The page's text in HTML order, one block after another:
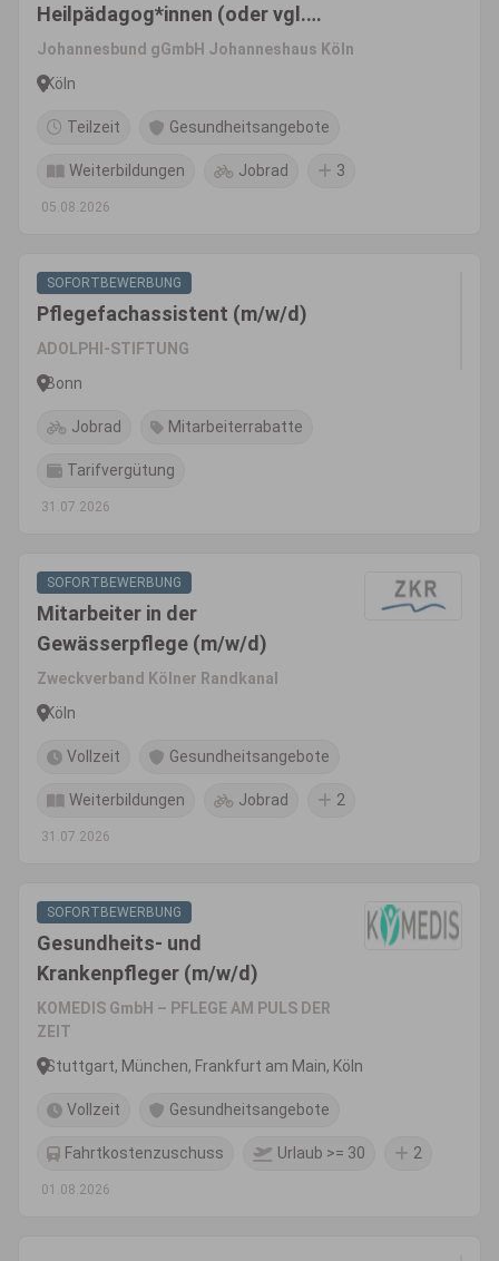
Heilpädagog*innen (oder vgl.)
(m/w/d)
Johannesbund gGmbH Johanneshaus Köln
Köln
Teilzeit Gesundheitsangebote
Weiterbildungen Jobrad 3
05.08.2026
SOFORTBEWERBUNG
Pflegefachassistent (m/w/d)
ADOLPHI-STIFTUNG
Bonn
Jobrad Mitarbeiterrabatte
Tarifvergütung
31.07.2026
SOFORTBEWERBUNG
Mitarbeiter in der
Gewässerpflege (m/w/d)
Zweckverband Kölner Randkanal
Köln
Vollzeit Gesundheitsangebote
Weiterbildungen Jobrad 2
31.07.2026
SOFORTBEWERBUNG
Gesundheits- und
Krankenpfleger (m/w/d)
KOMEDIS GmbH – PFLEGE AM PULS DER
ZEIT
Stuttgart, München, Frankfurt am Main, Köln
Vollzeit Gesundheitsangebote
Fahrtkostenzuschuss Urlaub >= 30 2
01.08.2026